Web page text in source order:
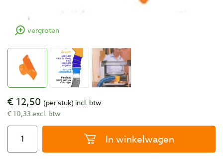
vergroten
€ 12,50 (per stuk) incl. btw
€ 10,33 excl. btw
In winkelwagen